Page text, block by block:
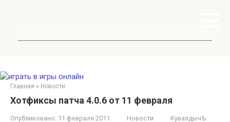
Главная » Новости
Хотфиксы патча 4.0.6 от 11 февраля
Опубликовано: 11 февраля 2011 Новости КувалдычЪ